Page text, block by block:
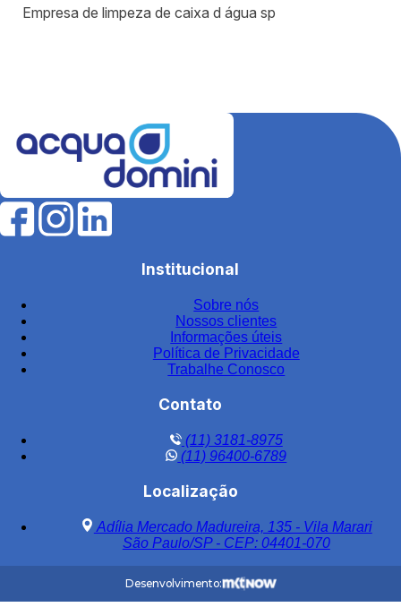
Empresa de limpeza de caixa d água sp
Fábrica de filtros para tratamento de água
Fabricantes de elementos filtrantes
Filtro de água para indústria
Filtro de água industrial
Filtro de carvão ativado para água
Filtro de carvão ativado industrial
Filtro de carvão ativado para tratamento de água
Filtro de carvão preço
Filtro central de água
Filtro central de água em aço inox
Filtro central de água inox
Filtro central de água potável aço inox
Filtro central para condomínios
Institucional
Sobre nós
Nossos clientes
Informações úteis
Política de Privacidade
Trabalhe Conosco
Contato
(11) 3181-8975
(11) 96400-6789
Localização
Adília Mercado Madureira, 135 - Vila Marari
São Paulo/SP - CEP: 04401-070
Desenvolvimento: